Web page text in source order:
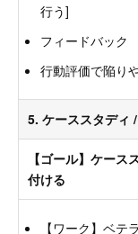
行う]
フィードバック
行動評価で陥り
5. ケーススタディ
【ゴール】ケー
付ける
【ワーク】ベテ